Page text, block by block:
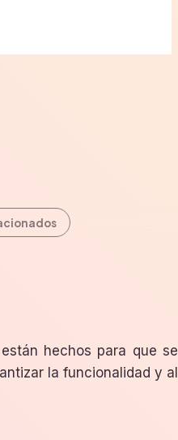
hechos para que se
la funcionalidad y al